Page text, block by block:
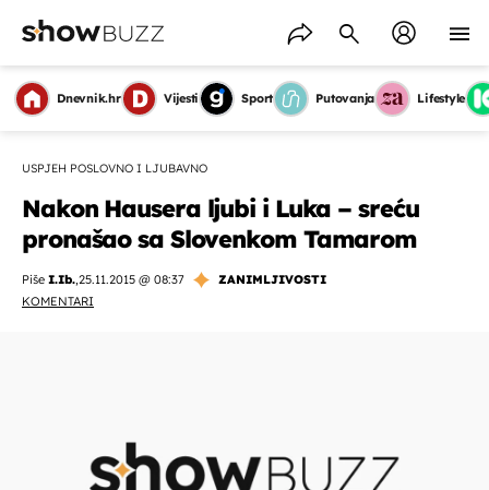
Dnevnik.hr Vijesti Sport Putovanja Lifestyle
USPJEH POSLOVNO I LJUBAVNO
Nakon Hausera ljubi i Luka – sreću
pronašao sa Slovenkom Tamarom
Piše I.Ib.,25.11.2015 @ 08:37
ZANIMLJIVOSTI
KOMENTARI